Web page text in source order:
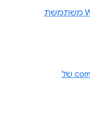
WGSL workgroupUniformLoad משתמשת
הסרת המאפיין compatibilityMode של